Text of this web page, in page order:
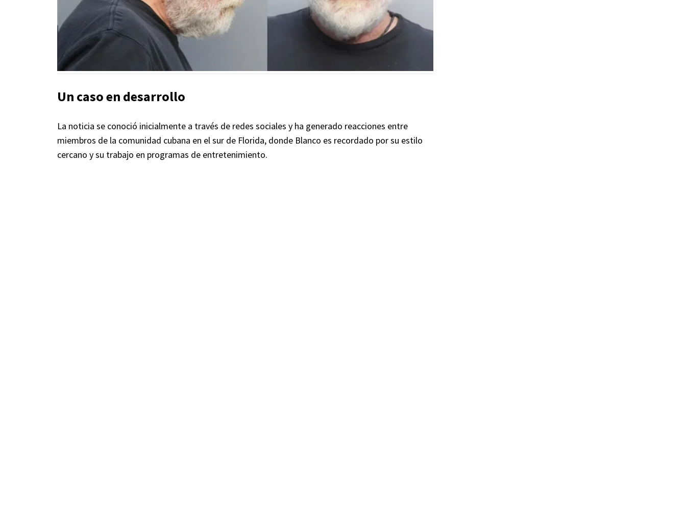
Un caso en desarrollo
La noticia se conoció inicialmente a través de redes sociales y ha generado reacciones entre
miembros de la comunidad cubana en el sur de Florida, donde Blanco es recordado por su estilo
cercano y su trabajo en programas de entretenimiento.